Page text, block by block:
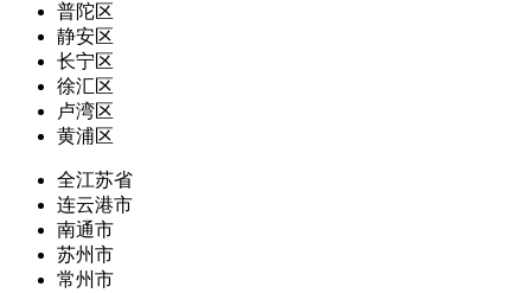
普陀区
静安区
长宁区
徐汇区
卢湾区
黄浦区
全江苏省
连云港市
南通市
苏州市
常州市